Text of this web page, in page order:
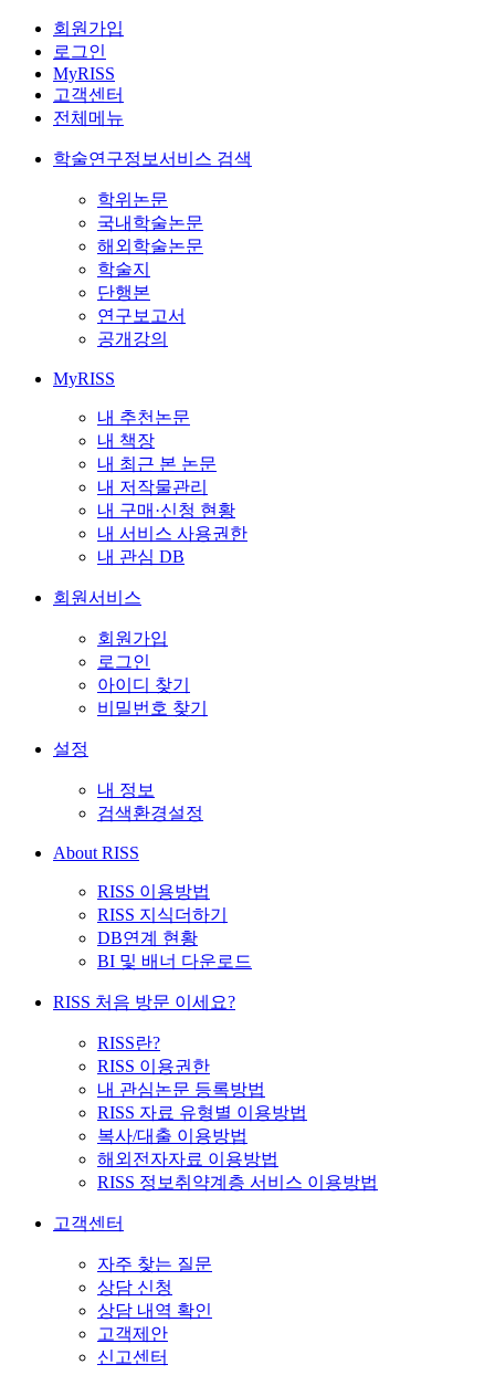
회원가입
로그인
MyRISS
고객센터
전체메뉴
학술연구정보서비스 검색
학위논문
국내학술논문
해외학술논문
학술지
단행본
연구보고서
공개강의
MyRISS
내 추천논문
내 책장
내 최근 본 논문
내 저작물관리
내 구매·신청 현황
내 서비스 사용권한
내 관심 DB
회원서비스
회원가입
로그인
아이디 찾기
비밀번호 찾기
설정
내 정보
검색환경설정
About RISS
RISS 이용방법
RISS 지식더하기
DB연계 현황
BI 및 배너 다운로드
RISS 처음 방문 이세요?
RISS란?
RISS 이용권한
내 관심논문 등록방법
RISS 자료 유형별 이용방법
복사/대출 이용방법
해외전자자료 이용방법
RISS 정보취약계층 서비스 이용방법
고객센터
자주 찾는 질문
상담 신청
상담 내역 확인
고객제안
신고센터